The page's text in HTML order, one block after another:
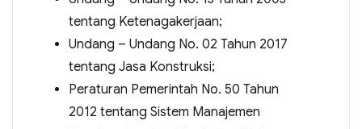
tentang Ketenagakerjaan;
Undang – Undang No. 02 Tahun 2017
tentang Jasa Konstruksi;
Peraturan Pemerintah No. 50 Tahun
2012 tentang Sistem Manajemen